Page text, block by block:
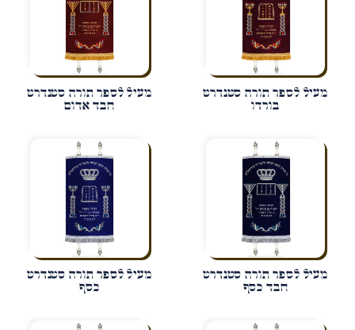
מעיל לספר תורה סטנדרט
בורדו
מעיל לספר תורה סטנדרט
חבד אדום
מעיל לספר תורה סטנדרט
חבד כסף
מעיל לספר תורה סטנדרט
כסף